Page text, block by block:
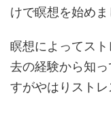
けで瞑想を始めま
瞑想によってス
去の経験から知
すがやはりストレ